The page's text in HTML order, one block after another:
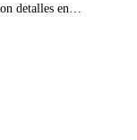
detalles en…